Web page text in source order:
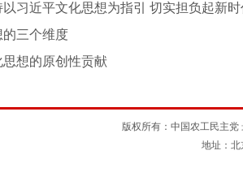
宣传思想文化工作新局面
习近平文化思想为指引 切实担负起新时
三个维度
想的原创性贡献
版权所有：中国农工民主
地址：